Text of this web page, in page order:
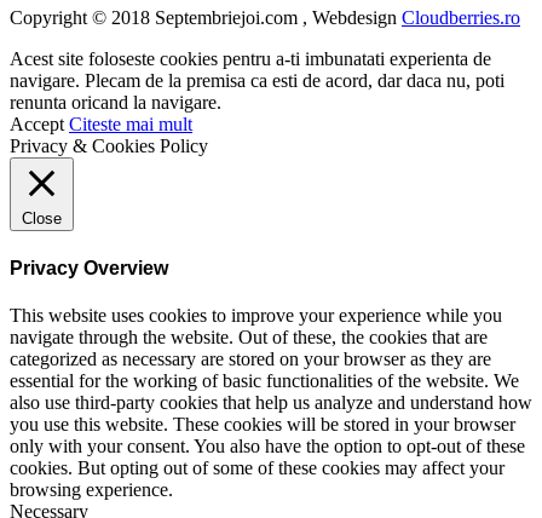
Copyright © 2018 Septembriejoi.com , Webdesign Cloudberries.ro
Acest site foloseste cookies pentru a-ti imbunatati experienta de
navigare. Plecam de la premisa ca esti de acord, dar daca nu, poti
renunta oricand la navigare.
Accept Citeste mai mult
Privacy & Cookies Policy
Close
Privacy Overview
This website uses cookies to improve your experience while you
navigate through the website. Out of these, the cookies that are
categorized as necessary are stored on your browser as they are
essential for the working of basic functionalities of the website. We
also use third-party cookies that help us analyze and understand how
you use this website. These cookies will be stored in your browser
only with your consent. You also have the option to opt-out of these
cookies. But opting out of some of these cookies may affect your
browsing experience.
Necessary